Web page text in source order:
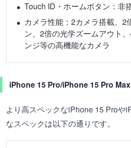
Touch ID・ホームボタン：非
カメラ性能：2カメラ搭載、2
ン、2倍の光学ズームアウト
ンジ等の高機能なカメラ
iPhone 15 Pro/iPhone 15 Pro Max
より高スペックなiPhone 15 Proや
なスペックは以下の通りです。